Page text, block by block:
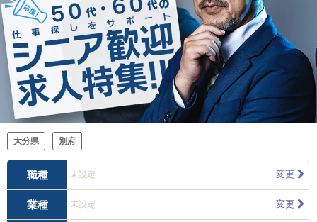
大分県 別府
職種 未設定 変更
業種 未設定 変更